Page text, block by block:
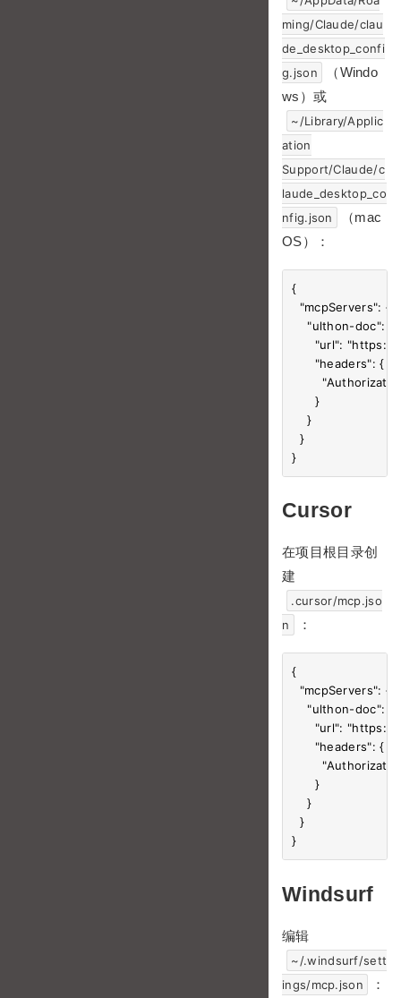
ming/Claude/clau
de_desktop_confi
g.json
（Windo
ws）或
~/Library/Applic
ation
Support/Claude/c
laude_desktop_co
nfig.json
（mac
OS）：
{
  "mcpServers": {
    "ulthon-doc": {
"url":
      "headers": {
      }
    }
  }
Cursor
在项目根目录创
建
.cursor/mcp.jso
n
：
{
  "mcpServers": {
    "ulthon-doc": {
"url":
      "headers": {
      }
    }
  }
Windsurf
编辑
~/.windsurf/sett
ings/mcp.json
：